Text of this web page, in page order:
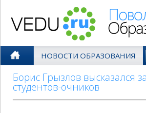
НОВОСТИ ОБРАЗОВАНИЯ
Борис Грызлов высказался
студентов-очников